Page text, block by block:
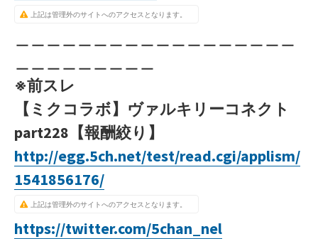
上記は管理外のサイトへのアクセスとなります。
※前スレ
【ミクコラボ】ヴァルキリーコネクト
part228【報酬絞り】
http://egg.5ch.net/test/read.cgi/applism/
1541856176/
上記は管理外のサイトへのアクセスとなります。
https://twitter.com/5chan_nel